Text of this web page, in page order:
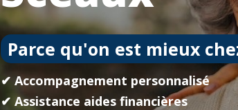
Parce qu'on est mieux
✔ Accompagnement personnalisé
✔ Assistance aides financières